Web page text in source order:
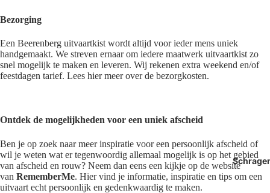
Bezorging
Een Beerenberg uitvaartkist wordt altijd voor ieder mens uniek
handgemaakt. We streven ernaar om iedere maatwerk uitvaartkist zo
snel mogelijk te maken en leveren. Wij rekenen extra weekend en/of
feestdagen tarief. Lees hier meer over de bezorgkosten.
Ontdek de mogelijkheden voor een uniek afscheid
Ben je op zoek naar meer inspiratie voor een persoonlijk afscheid of
wil je weten wat er tegenwoordig allemaal mogelijk is op het gebied
van afscheid en rouw? Neem dan eens een kijkje op de website
van RememberMe. Hier vind je informatie, inspiratie en tips om een
uitvaart echt persoonlijk en gedenkwaardig te maken.